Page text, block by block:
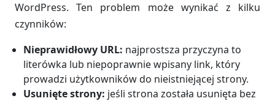
WordPress. Ten problem może wynikać z kilku
czynników:
Nieprawidłowy URL: najprostsza przyczyna to
literówka lub niepoprawnie wpisany link, który
prowadzi użytkowników do nieistniejącej strony.
Usunięte strony: jeśli strona została usunięta bez